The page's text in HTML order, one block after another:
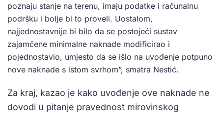
poznaju stanje na terenu, imaju podatke i računalnu
podršku i bolje bi to proveli. Uostalom,
najjednostavnije bi bilo da se postojeći sustav
zajamčene minimalne naknade modificirao i
pojednostavio, umjesto da se išlo na uvođenje potpuno
nove naknade s istom svrhom”, smatra Nestić.
Za kraj, kazao je kako uvođenje ove naknade ne
dovodi u pitanje pravednost mirovinskog